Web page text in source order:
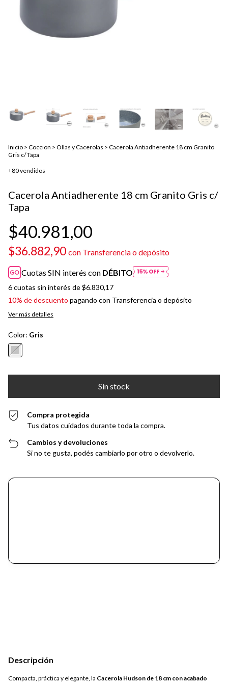
Inicio > Coccion > Ollas y Cacerolas > Cacerola Antiadherente 18 cm Granito
Gris c/ Tapa
+80 vendidos
Cacerola Antiadherente 18 cm Granito Gris c/
Tapa
$40.981,00
$36.882,90 con Transferencia o depósito
Cuotas SIN interés con DÉBITO
6cuotas sin interés de$6.830,17
10% de descuento pagando con Transferencia o depósito
Ver más detalles
Color: Gris
Compra protegida
Tus datos cuidados durante toda la compra.
Cambios y devoluciones
Si no te gusta, podés cambiarlo por otro o devolverlo.
Descripción
Compacta, práctica y elegante, la Cacerola Hudson de 18 cm con acabado